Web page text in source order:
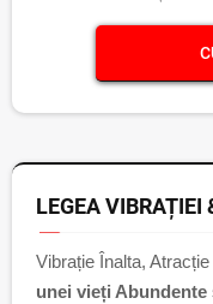
LEGEA VIBRAȚIEI
Vibrație Înalta,
unei vieți Abundente